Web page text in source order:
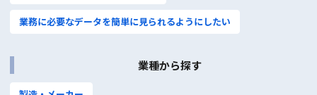
株式会社ジェイ・アイ・エム
〒102-0082
業務に必要なデータを簡単に⾒られるようにしたい
業種から探す